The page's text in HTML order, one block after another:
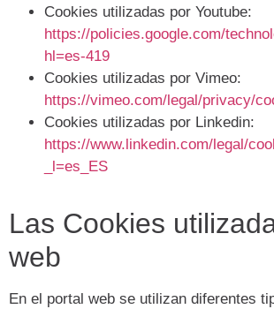
Cookies utilizadas por Youtube:
https://policies.google.com/
hl=es-419
Cookies utilizadas por Vimeo:
https://vimeo.com/legal/privacy/
Cookies utilizadas por Linkedin:
https://www.linkedin.com/legal/
_l=es_ES
Las Cookies
web
En el portal web se utilizan diferentes